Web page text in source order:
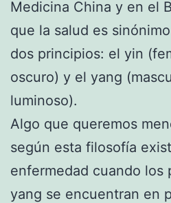
Medicina China y en el
que la salud es
dos principios: el yin
oscuro) y el yang
luminoso).
Algo que queremos
según esta filosofía
enfermedad cuando los
yang se encuentran en